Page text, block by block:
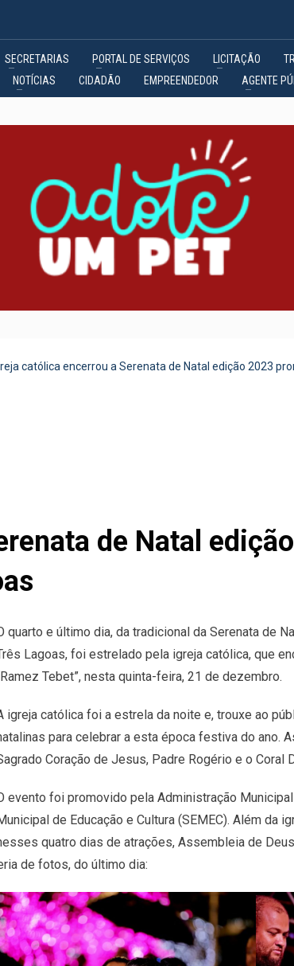
SECRETARIAS PORTAL DE SERVIÇOS LICITAÇÃO
NOTÍCIAS CIDADÃO EMPREENDEDOR AGENTE
católica encerrou a Serenata de Natal edição 2023
de Natal
quarto e último dia, da tradicional da Serenata de
Lagoas, foi estrelado pela igreja católica, que
Tebet”, nesta quinta-feira, 21 de dezembro.
igreja católica foi a estrela da noite e, trouxe ao
para celebrar a esta época festiva do ano.
Coração de Jesus, Padre Rogério e o Coral
evento foi promovido pela Administração
de Educação e Cultura (SEMEC). Além da
quatro dias de atrações, Assembleia de
de fotos, do último dia: